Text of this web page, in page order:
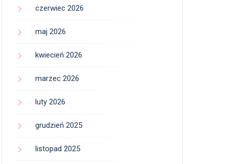
czerwiec 2026
maj 2026
kwiecień 2026
marzec 2026
luty 2026
grudzień 2025
listopad 2025